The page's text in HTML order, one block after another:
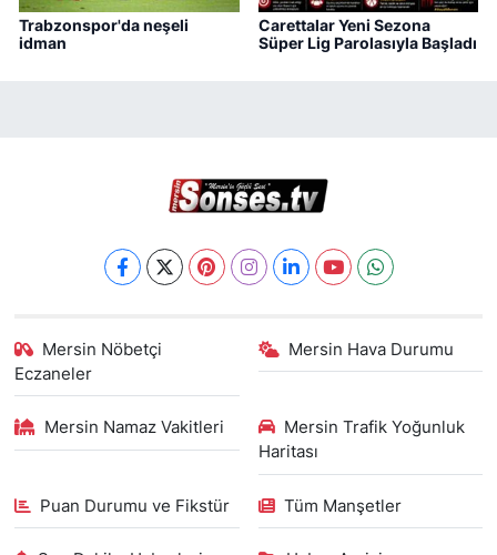
Trabzonspor'da neşeli
idman
Carettalar Yeni Sezona
Süper Lig Parolasıyla Başladı
Mersin Nöbetçi
Eczaneler
Mersin Hava Durumu
Mersin Namaz Vakitleri
Mersin Trafik Yoğunluk
Haritası
Puan Durumu ve Fikstür Tüm Manşetler